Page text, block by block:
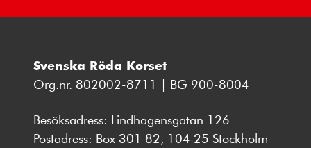
Svenska Röda Korset
Org.nr. 802002-8711 | BG 900-8004
Besöksadress: Lindhagensgatan 126
Postadress: Box 301 82, 104 25 Stockholm